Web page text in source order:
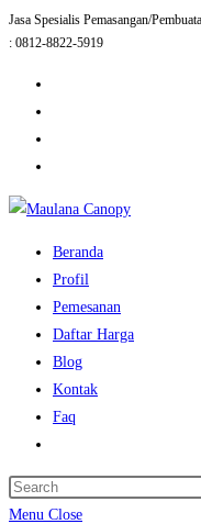
Skip
to
Jasa Spesialis Pemasangan/
: 0812-8822-5919
Beranda
Profil
Pemesanan
Daftar Harga
Blog
Kontak
Faq
search
Menu Close